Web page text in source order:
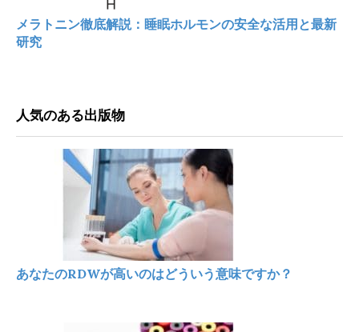
メラトニン徹底解説：睡眠ホルモンの安全な活用と最新
研究
人気のある出版物
あなたのRDWが高いのはどういう意味ですか？